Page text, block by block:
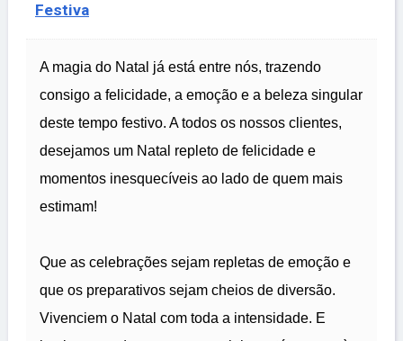
Festiva
A magia do Natal já está entre nós, trazendo
consigo a felicidade, a emoção e a beleza singular
deste tempo festivo. A todos os nossos clientes,
desejamos um Natal repleto de felicidade e
momentos inesquecíveis ao lado de quem mais
estimam!
Que as celebrações sejam repletas de emoção e
que os preparativos sejam cheios de diversão.
Vivenciem o Natal com toda a intensidade. E